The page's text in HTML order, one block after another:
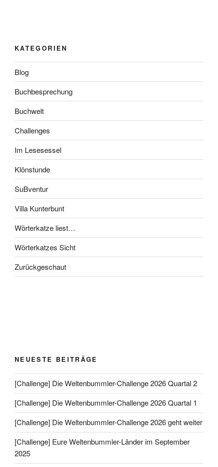
KATEGORIEN
Blog
Buchbesprechung
Buchwelt
Challenges
Im Lesesessel
Klönstunde
SuBventur
Villa Kunterbunt
Wörterkatze liest…
Wörterkatzes Sicht
Zurückgeschaut
NEUESTE BEITRÄGE
[Challenge] Die Weltenbummler-Challenge 2026 Quartal 2
[Challenge] Die Weltenbummler-Challenge 2026 Quartal 1
[Challenge] Die Weltenbummler-Challenge 2026 geht weiter
[Challenge] Eure Weltenbummler-Länder im September
2025